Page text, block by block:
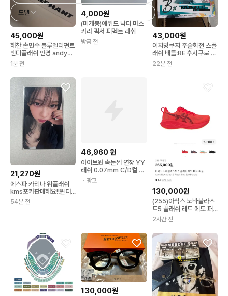
모델
45,000원
해찬 손민수 블루엘리펀트
앤디플래쉬 안경 andy
flash
1분 전
4,000원
(미개봉)에뛰드 닥터 마스
카라 픽서 퍼펙트 래쉬
방금 전
43,000원
이치방쿠지 주술회전 스플
래쉬 배틀:RE 후시구로 메
구미 B상 피규어
22분 전
21,270원
에스파 카리나 위플래쉬
kms포카판매해요!!윈터
지젤닝닝보넥도명재현성
호리우태산이한운학박지
54분 전
46,960원
아이브원 속눈썹 연장 YY
래쉬 0.07mm C/D컬 전
문시술용 전문가용 속눈
썹, 5개, YY 9-15mm D
・광고
130,000원
(255)아식스 노바블라스
트5 플래쉬 레드 에도 퍼
플
2시간 전
130,000원